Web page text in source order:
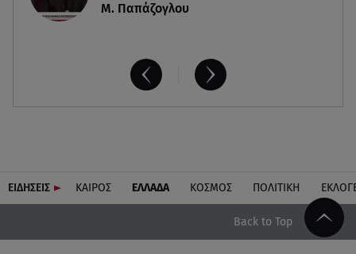
Μ. Παπάζογλου
ΕΙΔΗΣΕΙΣ ΚΑΙΡΟΣ ΕΛΛΑΔΑ ΚΟΣΜΟΣ ΠΟΛΙΤΙΚΗ
Back to Top